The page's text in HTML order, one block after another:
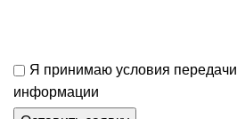
Я принимаю условия передачи
информации